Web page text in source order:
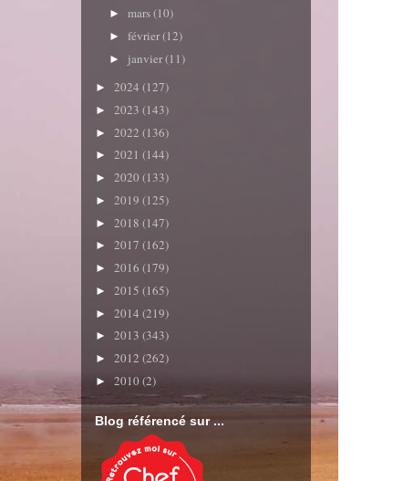
►mars(10)
►février(12)
► janvier(11)
► 2024 (127)
► 2023 (143)
► 2022 (136)
► 2021 (144)
► 2020 (133)
► 2019 (125)
► 2018 (147)
► 2017 (162)
► 2016 (179)
► 2015 (165)
► 2014 (219)
► 2013 (343)
► 2012 (262)
► 2010 (2)
Blog référencé sur ...